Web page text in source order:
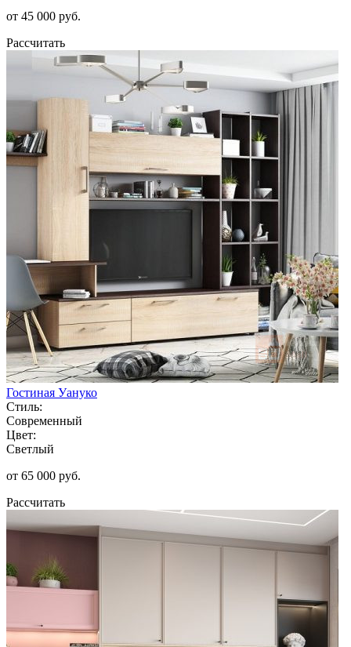
от 45 000 руб.
Рассчитать
Гостиная Уануко
Стиль:
Современный
Цвет:
Светлый
от 65 000 руб.
Рассчитать